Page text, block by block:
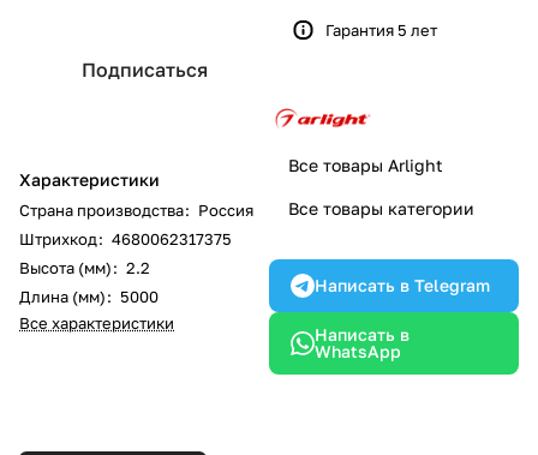
Подписаться
Характеристики
Страна производства: Россия
Штрихкод: 4680062317375
Высота (мм): 2.2
Длина (мм): 5000
Все характеристики
Гарантия 5 лет
Все товары Arlight
Все товары категории
Написать в Telegram
Написать в
WhatsApp